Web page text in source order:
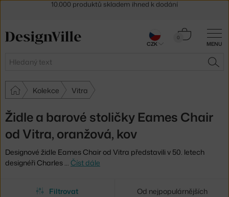
MENU
Hledat
0
Košík
Kolekce Vitra
Židle a barové stoličky Eames Chair
od Vitra, oranžová, kov
Designové židle Eames Chair od Vitra představili v 50. letech
designéři Charles … Číst dále
Filtrovat Od nejpopulárnějších
30 dní na vrácení zboží
CZK